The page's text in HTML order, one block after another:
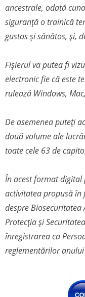
ancestrale, odată
siguranță o trainică
gustos și sănătos, și,
Fișierul va putea fi
electronic fie că este
rulează Windows,
De asemenea puteți
două volume ale
toate cele 63 de
În acest format
activitatea propusă în
despre
Protecția și
înregistrarea ca
reglementărilor